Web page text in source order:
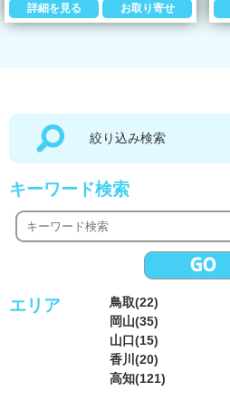
詳細を見る お取り寄せ
絞り込み検索
キーワード検索
エリア 鳥取(22)
岡山(35)
山口(15)
香川(20)
高知(121)